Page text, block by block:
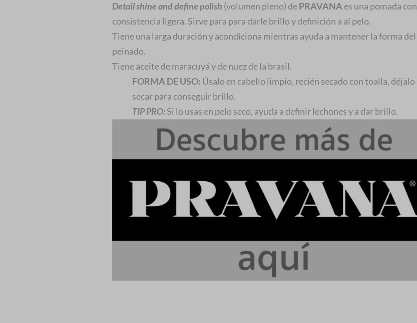
Detail shine and define polish (volumen pleno) dePRAVANA es una pomada con
consistencia ligera. Sirve para para darle brillo y definición a al pelo.
Tiene una larga duración y acondiciona mientras ayuda a mantener la forma del
peinado.
Tiene aceite de maracuyá y de nuez de la brasil.
FORMA DE USO: Úsalo en cabello limpio, recién secado con toalla, déjalo
secar para conseguir brillo.
TIP PRO:Si lo usas en pelo seco, ayuda a definir lechones y a dar brillo.